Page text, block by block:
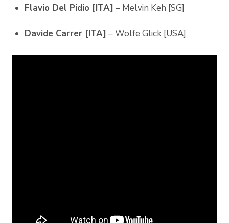
Flavio Del Pidio [ITA] – Melvin Keh [SG]
Davide Carrer [ITA] – Wolfe Glick [USA]